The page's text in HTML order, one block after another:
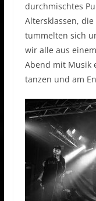
durchmischtes
Altersklassen,
tummelten sich
wir alle aus
Abend mit Musik
tanzen und am